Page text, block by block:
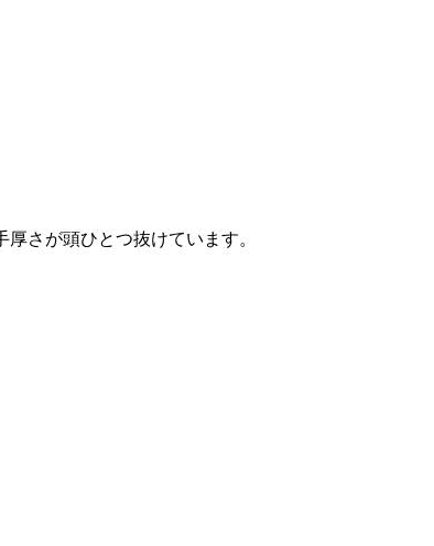
さが頭ひとつ抜けています。